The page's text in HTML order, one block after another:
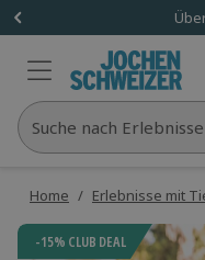
Suche nach
Home / Erlebnisse mit
-15% CLUB DEAL